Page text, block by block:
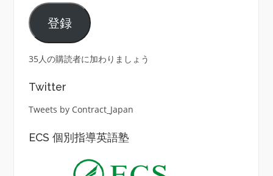
ル
ア
ド
レ
登録
35人の購読者に加わりましょう
Twitter
Tweets by Contract_Japan
ECS 個別指導英語塾